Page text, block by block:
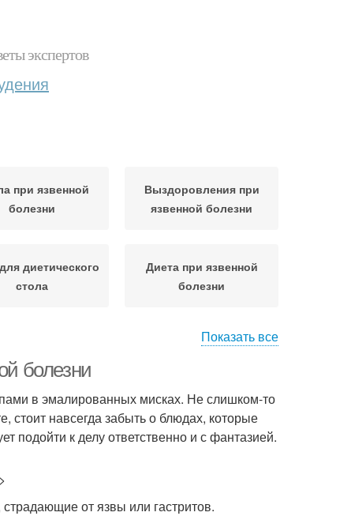
экспертов
при язвенной
болезни
Выздоровления при
язвенной болезни
диетического
стола
Диета при язвенной
болезни
Питания при язвенной
Показать все
болезни
в эмалированных мисках. Не слишком-то
стоит навсегда забыть о блюдах, которые
подойти к делу ответственно и с фантазией.
от язвы или гастритов.